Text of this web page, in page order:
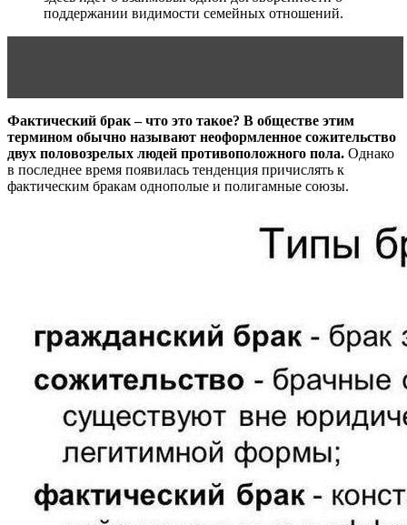
поддержании видимости семейных отношений.
Фактический брак – что это такое? В обществе этим
термином обычно называют неоформленное сожительство
двух половозрелых людей противоположного пола. Однако
в последнее время появилась тенденция причислять к
фактическим бракам однополые и полигамные союзы.